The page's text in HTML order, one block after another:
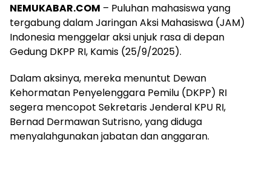
NEMUKABAR.COM – Puluhan mahasiswa yang
tergabung dalam Jaringan Aksi Mahasiswa (JAM)
Indonesia menggelar aksi unjuk rasa di depan
Gedung DKPP RI, Kamis (25/9/2025).
Dalam aksinya, mereka menuntut Dewan
Kehormatan Penyelenggara Pemilu (DKPP) RI
segera mencopot Sekretaris Jenderal KPU RI,
Bernad Dermawan Sutrisno, yang diduga
menyalahgunakan jabatan dan anggaran.